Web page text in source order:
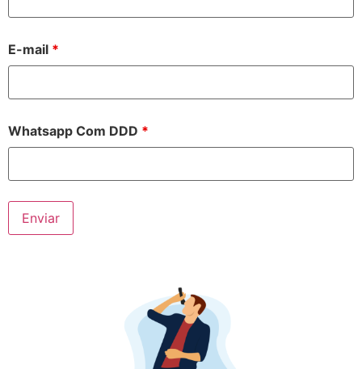
E-mail *
Whatsapp Com DDD *